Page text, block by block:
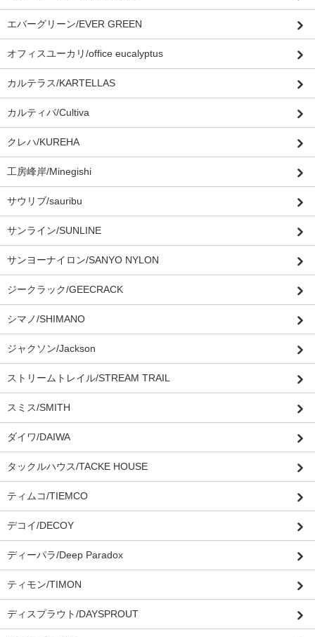
エバーグリーン/EVER GREEN
オフィスユーカリ/office eucalyptus
カルテラス/KARTELLAS
カルティバ/Cultiva
クレハ/KUREHA
工房峰岸/Minegishi
サウリブ/sauribu
サンライン/SUNLINE
サンヨーナイロン/SANYO NYLON
ジークラック/GEECRACK
シマノ/SHIMANO
ジャクソン/Jackson
ストリームトレイル/STREAM TRAIL
スミス/SMITH
ダイワ/DAIWA
タックルハウス/TACKE HOUSE
ティムコ/TIEMCO
デコイ/DECOY
ディーパラ/Deep Paradox
ティモン/TIMON
ディスプラウト/DAYSPROUT